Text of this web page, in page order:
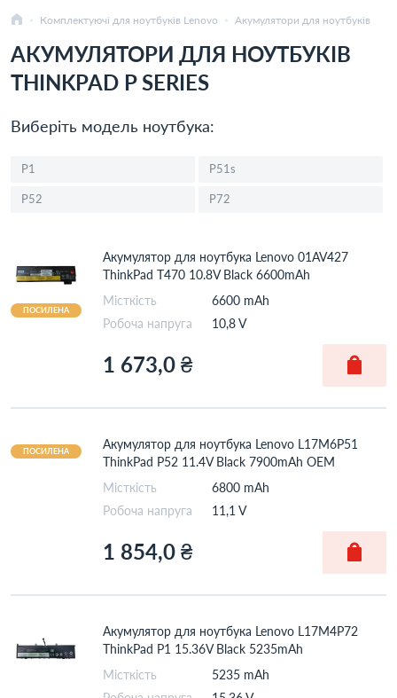
Комплектуючі для ноутбуків Lenovo Акумулятори для ноутбуків
АКУМУЛЯТОРИ ДЛЯ НОУТБУКІВ
THINKPAD P SERIES
Виберіть модель ноутбука:
P1 P51s
P52 P72
ПОСИЛЕНА
Акумулятор для ноутбука Lenovo 01AV427
ThinkPad T470 10.8V Black 6600mAh
Місткість
6600 mAh
Робоча напруга
10,8 V
1 673,0 ₴
ПОСИЛЕНА
Акумулятор для ноутбука Lenovo L17M6P51
ThinkPad P52 11.4V Black 7900mAh OEM
Місткість
6800 mAh
Робоча напруга
11,1 V
1 854,0 ₴
Акумулятор для ноутбука Lenovo L17M4P72
ThinkPad P1 15.36V Black 5235mAh
Місткість
5235 mAh